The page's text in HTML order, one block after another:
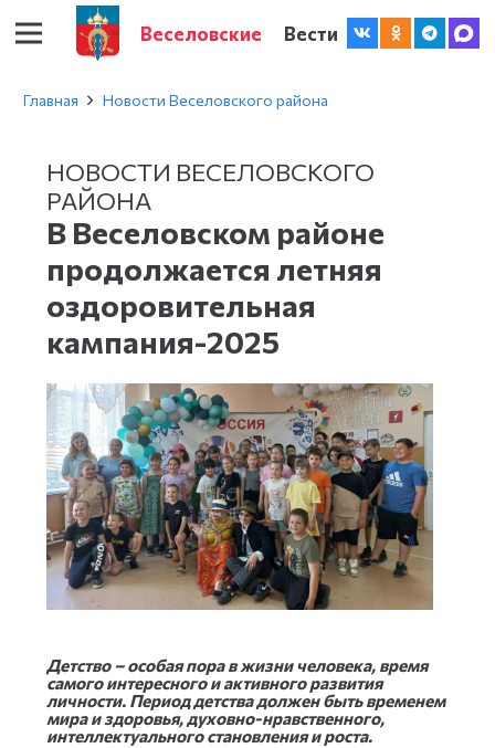
Веселовские Вести
Главная Новости Веселовского района
НОВОСТИ ВЕСЕЛОВСКОГО
РАЙОНА
В Веселовском районе
продолжается летняя
оздоровительная
кампания-2025
Детство – особая пора в жизни человека, время
самого интересного и активного развития
личности. Период детства должен быть временем
мира и здоровья, духовно-нравственного,
интеллектуального становления и роста.